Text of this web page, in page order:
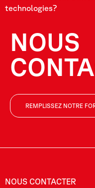
technologies?
NOUS
REMPLISSEZ NOTRE
NOUS CONTACTER